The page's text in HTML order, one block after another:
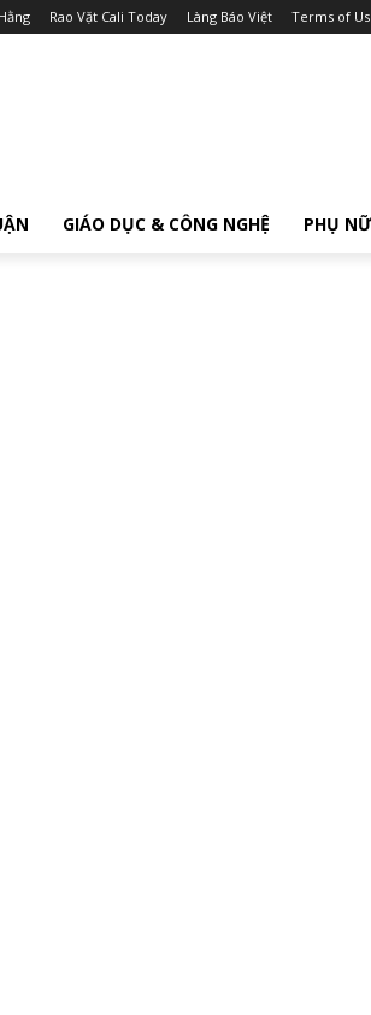
Rao Vặt Cali Today Làng Báo Việt Terms of
GIÁO DỤC & CÔNG NGHỆ PHỤ NỮ